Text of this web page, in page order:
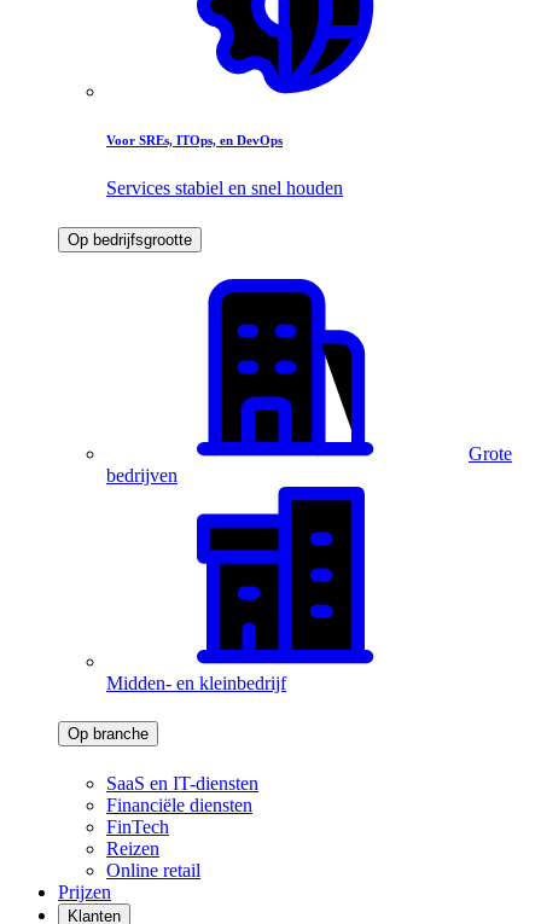
Voor SREs, ITOps, en DevOps
Services stabiel en snel houden
Op bedrijfsgrootte
Grote
bedrijven
Midden- en kleinbedrijf
Op branche
SaaS en IT-diensten
Financiële diensten
FinTech
Reizen
Online retail
Prijzen
Klanten